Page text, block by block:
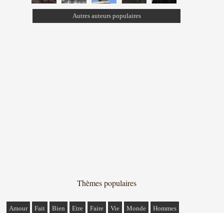
Autres auteurs populaires
Thèmes populaires
Amour Fait Bien Etre Faire Vie Monde Hommes